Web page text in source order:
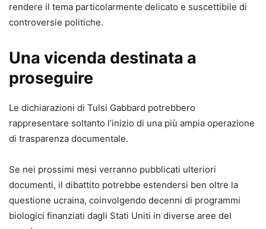
rendere il tema particolarmente delicato e suscettibile di
controversie politiche.
Una vicenda destinata a
proseguire
Le dichiarazioni di Tulsi Gabbard potrebbero
rappresentare soltanto l’inizio di una più ampia operazione
di trasparenza documentale.
Se nei prossimi mesi verranno pubblicati ulteriori
documenti, il dibattito potrebbe estendersi ben oltre la
questione ucraina, coinvolgendo decenni di programmi
biologici finanziati dagli Stati Uniti in diverse aree del